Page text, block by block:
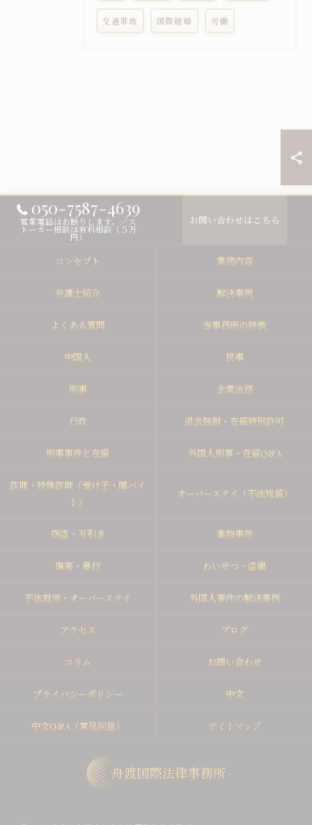
交通事故 国際結婚 労働
050-7587-4639
営業電話はお断りします。／ス
トーカー相談は有料相談（５万
円）
お問い合わせはこちら
コンセプト 業務内容
弁護士紹介 解決事例
よくある質問 当事務所の特徴
中国人 民事
刑事 企業法務
行政 退去強制・在留特別許可
刑事事件と在留 外国人刑事・在留Q&A
詐欺・特殊詐欺（受け子・闇バイ
ト）
オーバーステイ（不法残留）
窃盗・万引き 薬物事件
傷害・暴行 わいせつ・盗撮
不法就労・オーバーステイ 外国人事件の解決事例
アクセス ブログ
コラム お問い合わせ
プライバシーポリシー 中文
中文Q&A（常见问题） サイトマップ